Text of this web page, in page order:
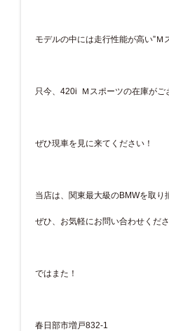
モデルの中には走行性能が高い”Ｍ
只今、420i Ｍスポーツの在庫がご
ぜひ現車を見に来てください！
当店は、関東最大級のBMWを取り
ぜひ、お気軽にお問い合わせくださ
ではまた！
春日部市増戸832-1